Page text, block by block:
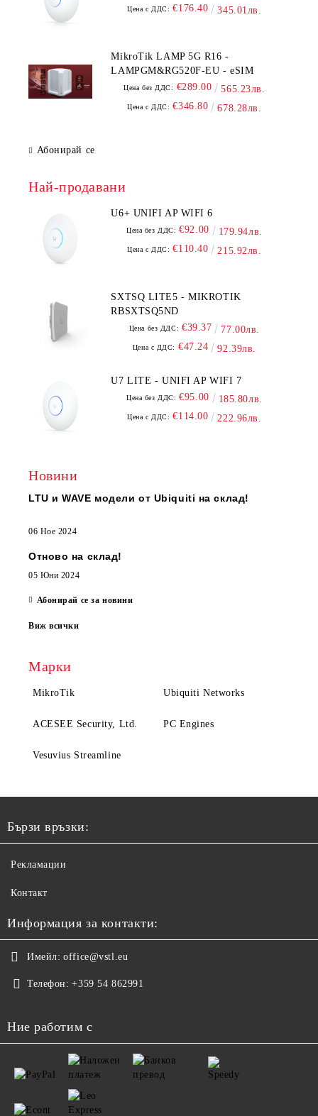
Цена с ДДС: €176.40 345.01лв.
MikroTik LAMP 5G R16 -
LAMPGM&RG520F-EU - eSIM
Цена без ДДС: €289.00 565.23лв.
Цена с ДДС: €346.80 678.28лв.
Абонирай се
Най-продавани
U6+ UNIFI AP WIFI 6
Цена без ДДС: €92.00 179.94лв.
Цена с ДДС: €110.40 215.92лв.
SXTSQ LITE5 - MIKROTIK
RBSXTSQ5ND
Цена без ДДС: €39.37 77.00лв.
Цена с ДДС: €47.24 92.39лв.
U7 LITE - UNIFI AP WIFI 7
Цена без ДДС: €95.00 185.80лв.
Цена с ДДС: €114.00 222.96лв.
Новини
LTU и WAVE модели от Ubiquiti на склад!
06 Ное 2024
Отново на склад!
05 Юни 2024
Абонирай се за новини
Виж всички
Марки
MikroTik Ubiquiti Networks
ACESEE Security, Ltd. PC Engines
Vesuvius Streamline
Бързи връзки:
Рекламации
Контакт
Информация за контакти:
Имейл: office@vstl.eu
Телефон: +359 54 862991
Ние работим с